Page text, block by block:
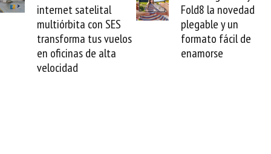
Fold8 la novedad
plegable y un
formato fácil de
enamorse
millones de dólares
valida el crédito del
venezolano ante el
mundo